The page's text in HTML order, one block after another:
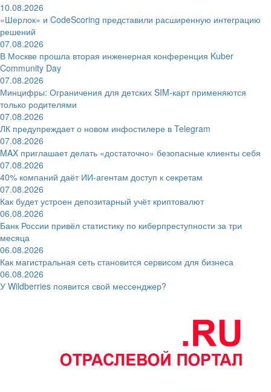
10.08.2026
«Шерлок» и CodeScoring представили расширенную интеграцию
решений
07.08.2026
В Москве прошла вторая инженерная конференция Kuber
Community Day
07.08.2026
Минцифры: Ограничения для детских SIM-карт применяются
только родителями
07.08.2026
ЛК предупреждает о новом инфостилере в Telegram
07.08.2026
MAX приглашает делать «достаточно» безопасные клиенты себя
07.08.2026
40% компаний даёт ИИ‑агентам доступ к секретам
07.08.2026
Как будет устроен депозитарный учёт криптовалют
06.08.2026
Банк России привёл статистику по киберпреступности за три
месяца
06.08.2026
Как магистральная сеть становится сервисом для бизнеса
06.08.2026
У Wildberries появится свой мессенджер?